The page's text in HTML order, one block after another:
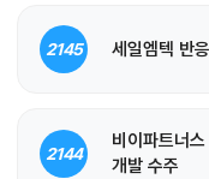
2145 세일엠텍 반
2144
비이파트너
개발 수주